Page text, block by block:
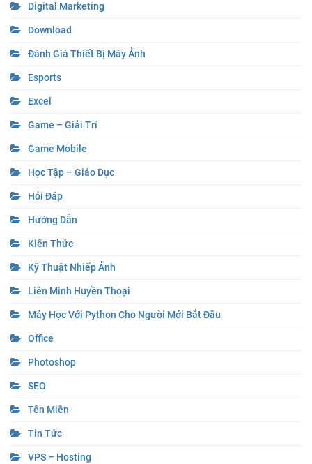
Digital Marketing
Download
Đánh Giá Thiết Bị Máy Ảnh
Esports
Excel
Game – Giải Trí
Game Mobile
Học Tập – Giáo Dục
Hỏi Đáp
Hướng Dẫn
Kiến Thức
Kỹ Thuật Nhiếp Ảnh
Liên Minh Huyền Thoại
Máy Học Với Python Cho Người Mới Bắt Đầu
Office
Photoshop
SEO
Tên Miền
Tin Tức
VPS – Hosting